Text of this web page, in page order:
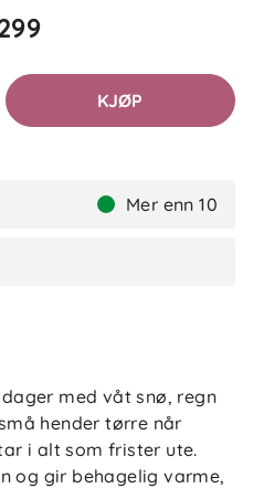
KJØP
Mer enn 10
med våt snø, regn
hender tørre når
i alt som frister ute.
og gir behagelig varme,